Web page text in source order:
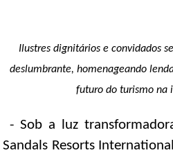
TV ZILDA
ÚLTIMAS
Ilustres dignitários e convidados
deslumbrante, homenageando
futuro do turismo na
- Sob a luz
Sandals Resorts